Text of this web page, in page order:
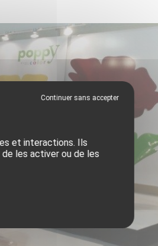
et interactions. Ils
les activer ou de les